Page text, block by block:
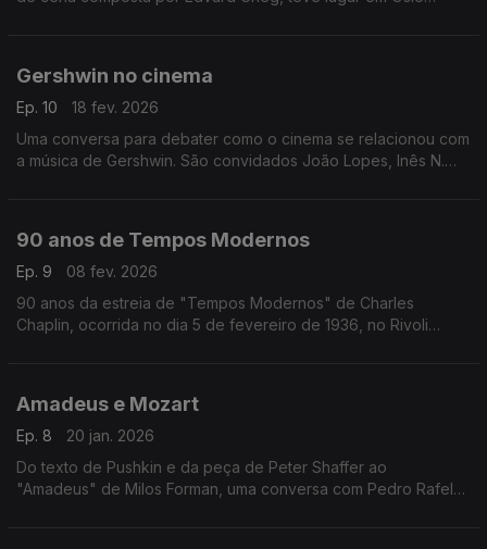
Gershwin no cinema
Ep. 10
18 fev. 2026
Uma conversa para debater como o cinema se relacionou com
a música de Gershwin. São convidados João Lopes, Inês N.
90 anos de Tempos Modernos
Ep. 9
08 fev. 2026
90 anos da estreia de "Tempos Modernos" de Charles
Chaplin, ocorrida no dia 5 de fevereiro de 1936, no Rivoli
Amadeus e Mozart
Ep. 8
20 jan. 2026
Do texto de Pushkin e da peça de Peter Shaffer ao
"Amadeus" de Milos Forman, uma conversa com Pedro Rafel